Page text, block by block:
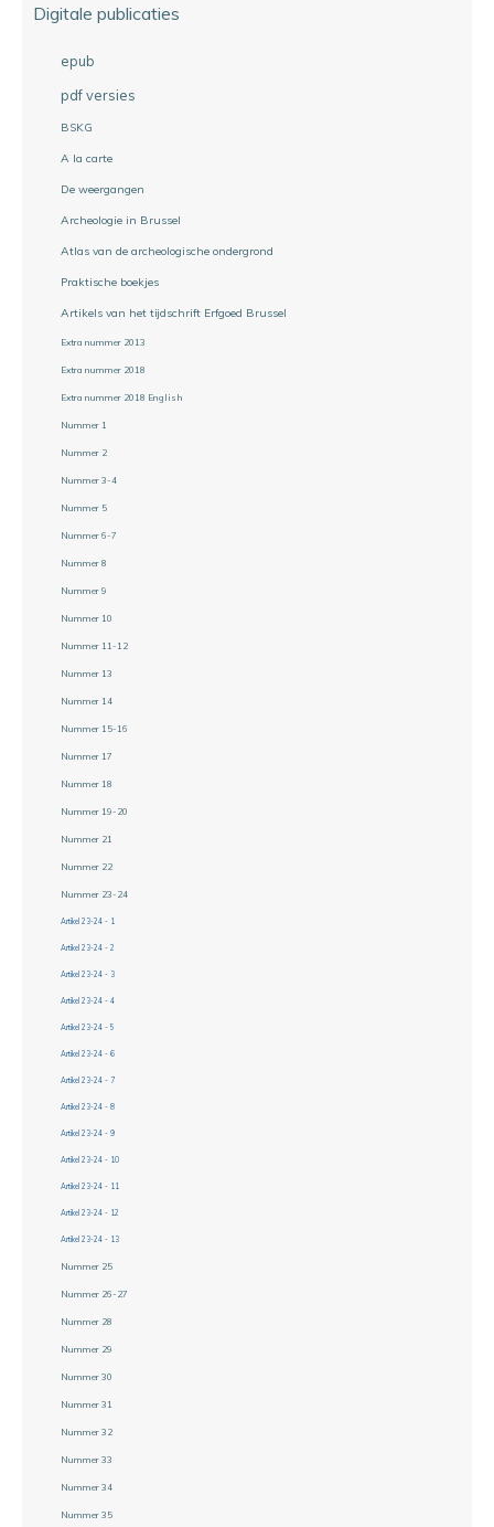
Digitale publicaties
epub
pdf versies
BSKG
A la carte
De weergangen
Archeologie in Brussel
Atlas van de archeologische ondergrond
Praktische boekjes
Artikels van het tijdschrift Erfgoed Brussel
Extra nummer 2013
Extra nummer 2018
Extra nummer 2018 English
Nummer 1
Nummer 2
Nummer 3-4
Nummer 5
Nummer 6-7
Nummer 8
Nummer 9
Nummer 10
Nummer 11-12
Nummer 13
Nummer 14
Nummer 15-16
Nummer 17
Nummer 18
Nummer 19-20
Nummer 21
Nummer 22
Nummer 23-24
Artikel 23-24 - 1
Artikel 23-24 - 2
Artikel 23-24 - 3
Artikel 23-24 - 4
Artikel 23-24 - 5
Artikel 23-24 - 6
Artikel 23-24 - 7
Artikel 23-24 - 8
Artikel 23-24 - 9
Artikel 23-24 - 10
Artikel 23-24 - 11
Artikel 23-24 - 12
Artikel 23-24 - 13
Nummer 25
Nummer 26-27
Nummer 28
Nummer 29
Nummer 30
Nummer 31
Nummer 32
Nummer 33
Nummer 34
Nummer 35